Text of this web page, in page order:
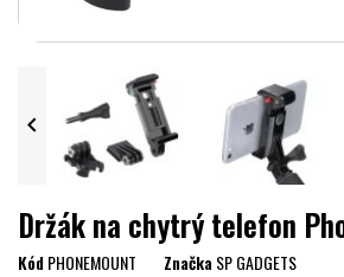

Držák na chytrý telefon
KódPHONEMOUNT ZnačkaSP GADGETS